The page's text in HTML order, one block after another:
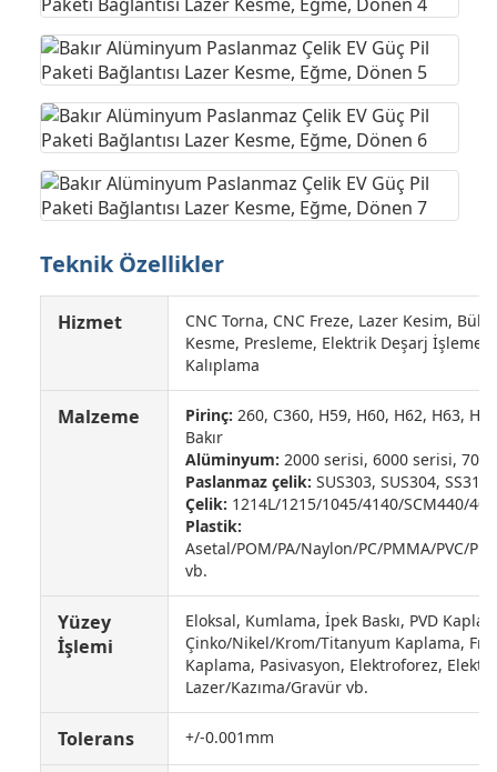
Teknik Özellikler
Hizmet
CNC Torna, CNC Freze, Lazer Kesim,
Kesme, Presleme, Elektrik Deşarj İşleme
Kalıplama
Malzeme Pirinç: 260, C360, H59, H60, H62, H63,
Bakır
Alüminyum: 2000 serisi, 6000 serisi,
Paslanmaz çelik: SUS303, SUS304,
Çelik: 1214L/1215/1045/4140/SCM440/
Plastik:
Asetal/POM/PA/Naylon/PC/PMMA/PVC/
vb.
Yüzey
İşlemi
Eloksal, Kumlama, İpek Baskı, PVD
Çinko/Nikel/Krom/Titanyum Kaplama,
Kaplama, Pasivasyon, Elektroforez,
Lazer/Kazıma/Gravür vb.
Tolerans +/-0.001mm